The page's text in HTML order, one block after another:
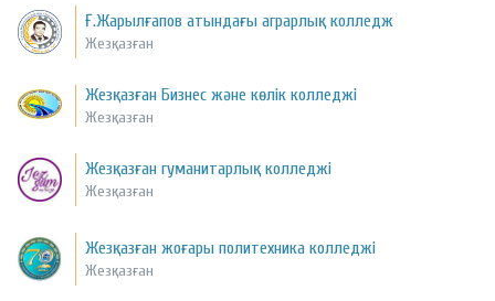
Ғ.Жарылғапов атындағы аграрлық колледж
Жезқазған
Жезқазған Бизнес және көлік колледжі
Жезқазған
Жезқазған гуманитарлық колледжі
Жезқазған
Жезқазған жоғары политехника колледжі
Жезқазған